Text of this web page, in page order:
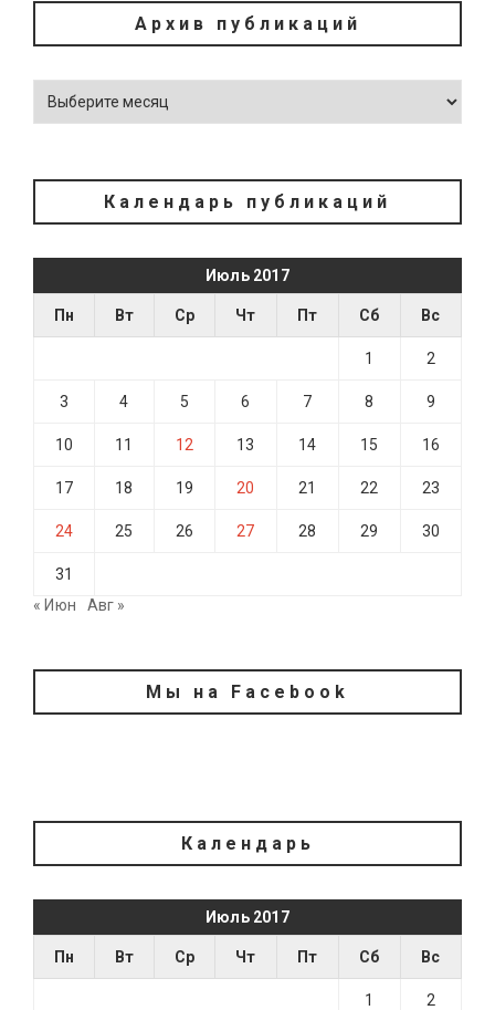
Архив публикаций
Календарь публикаций
Июль 2017
Пн Вт Ср Чт Пт Сб Вс
1 2
3 4 5 6 7 8 9
10 11 12 13 14 15 16
17 18 19 20 21 22 23
24 25 26 27 28 29 30
31
« Июн
Авг »
Мы на Facebook
Календарь
Июль 2017
Пн Вт Ср Чт Пт Сб Вс
1 2